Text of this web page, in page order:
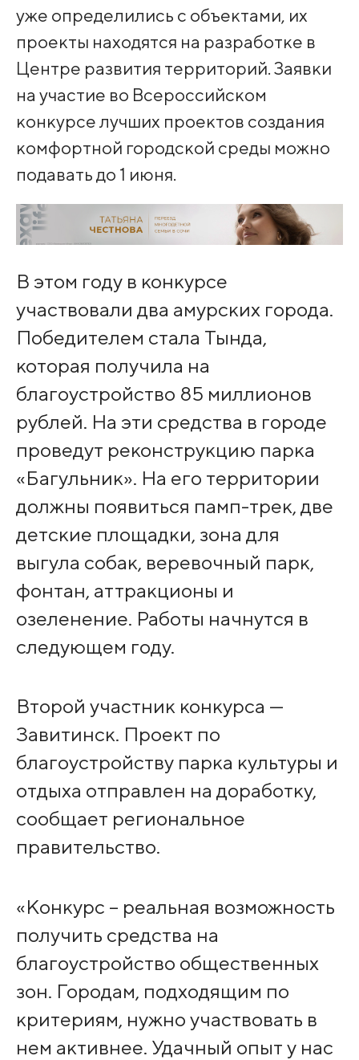
уже определились с объектами, их
проекты находятся на разработке в
Центре развития территорий. Заявки
на участие во Всероссийском
конкурсе лучших проектов создания
комфортной городской среды можно
подавать до 1 июня.
В этом году в конкурсе
участвовали два амурских города.
Победителем стала Тында,
которая получила на
благоустройство 85 миллионов
рублей. На эти средства в городе
проведут реконструкцию парка
«Багульник». На его территории
должны появиться памп-трек, две
детские площадки, зона для
выгула собак, веревочный парк,
фонтан, аттракционы и
озеленение. Работы начнутся в
следующем году.
Второй участник конкурса —
Завитинск. Проект по
благоустройству парка культуры и
отдыха отправлен на доработку,
сообщает региональное
правительство.
«Конкурс – реальная возможность
получить средства на
благоустройство общественных
зон. Городам, подходящим по
критериям, нужно участвовать в
нем активнее. Удачный опыт у нас